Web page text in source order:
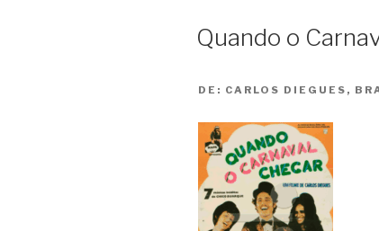
Quando o
DE: CARLOS DIEGUES,